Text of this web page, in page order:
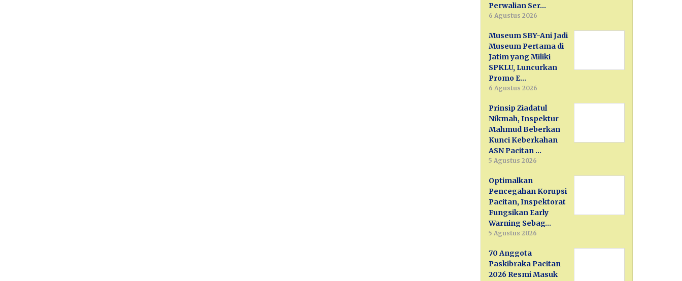
Perwalian Ser…
6 Agustus 2026
Museum SBY-Ani Jadi
Museum Pertama di
Jatim yang Miliki
SPKLU, Luncurkan
Promo E…
6 Agustus 2026
Prinsip Ziadatul
Nikmah, Inspektur
Mahmud Beberkan
Kunci Keberkahan
ASN Pacitan …
5 Agustus 2026
Optimalkan
Pencegahan Korupsi
Pacitan, Inspektorat
Fungsikan Early
Warning Sebag…
5 Agustus 2026
70 Anggota
Paskibraka Pacitan
2026 Resmi Masuk